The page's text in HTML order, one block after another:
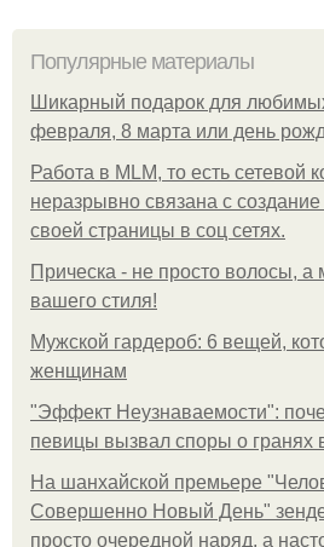
Популярные материалы
Шикарный подарок для
февраля, 8 марта или день
Работа в MLM, то есть сетевой
неразрывно связана с создание
своей страницы в соц сетях.
Прическа - не просто волосы,
вашего стиля!
Мужской гардероб: 6 вещей,
женщинам
"Эффект Неузнаваемости":
певицы вызвал споры о гранях
На шанхайской премьере
Совершенно Новый День"
просто очередной наряд, а